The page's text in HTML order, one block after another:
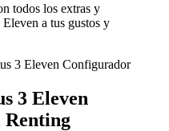
todos los extras y
Eleven a tus gustos y
3 Eleven Configurador
3 Eleven
Renting